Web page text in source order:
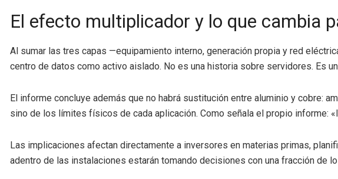
El efecto multiplicador y lo que cambia
Al sumar las tres capas —equipamiento interno, generación propia y red
centro de datos como activo aislado. No es una historia sobre servidores. Es
El informe concluye además que no habrá sustitución entre aluminio y cobre:
sino de los límites físicos de cada aplicación. Como señala el propio
Las implicaciones afectan directamente a inversores en materias primas,
adentro de las instalaciones estarán tomando decisiones con una fracción de